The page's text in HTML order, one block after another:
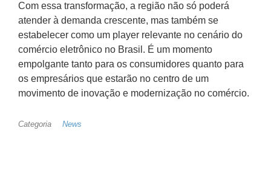
Com essa transformação, a região não só poderá
atender à demanda crescente, mas também se
estabelecer como um player relevante no cenário do
comércio eletrônico no Brasil. É um momento
empolgante tanto para os consumidores quanto para
os empresários que estarão no centro de um
movimento de inovação e modernização no comércio.
Categoria News